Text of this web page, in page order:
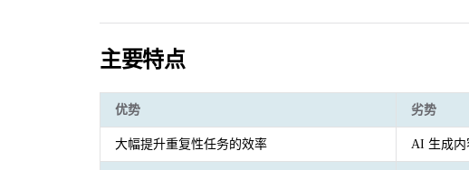
主要特点
优势 劣势
大幅提升重复性任务的效率 AI 生成内